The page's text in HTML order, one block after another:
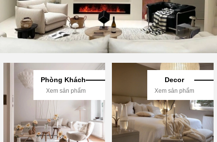
Phòng Khách
Xem sản phẩm
Decor
Xem sản phẩm